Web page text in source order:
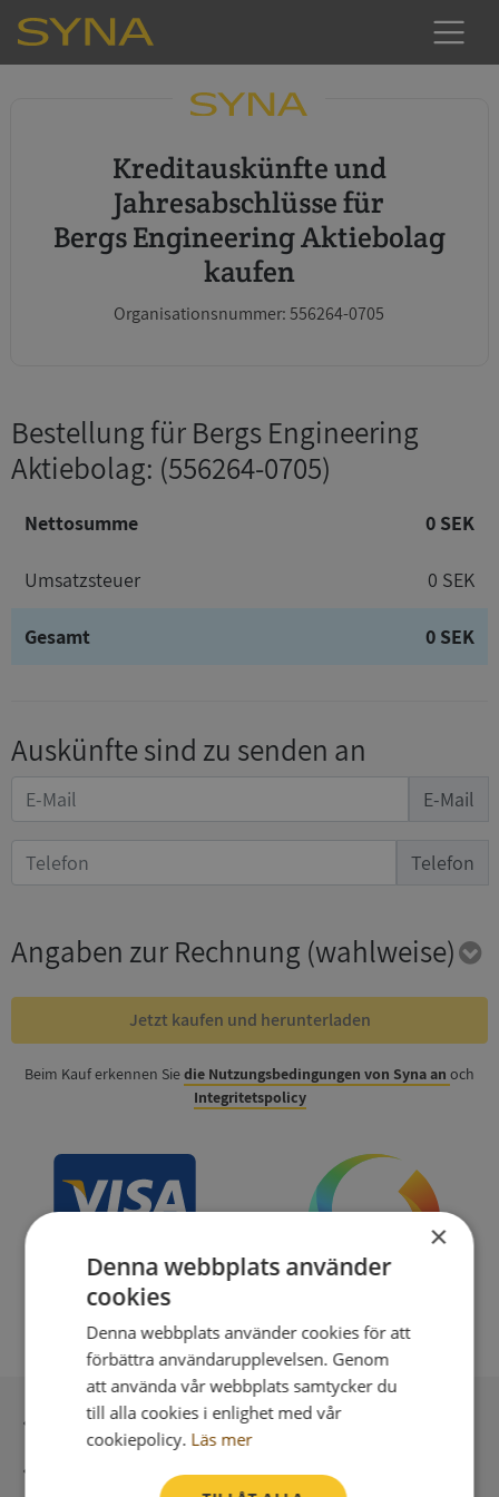
Kreditauskünfte und
Jahresabschlüsse für
Bergs Engineering Aktiebolag
kaufen
Organisationsnummer: 556264-0705
Bestellung für Bergs Engineering
Aktiebolag: (556264-0705)
Nettosumme 0 SEK
Umsatzsteuer 0 SEK
Gesamt 0 SEK
Auskünfte sind zu senden an
E-Mail
Telefon
Angaben zur Rechnung (wahlweise)
Jetzt kaufen und herunterladen
Beim Kauf erkennen Siedie Nutzungsbedingungen von Syna an och
Integritetspolicy
Sichere Bezahlung mit stripe
Unmittelbare Lieferung digital
×
Denna webbplats använder
cookies
Denna webbplats använder cookies för att
förbättra användarupplevelsen. Genom
att använda vår webbplats samtycker du
till alla cookies i enlighet med vår
cookiepolicy. Läs mer